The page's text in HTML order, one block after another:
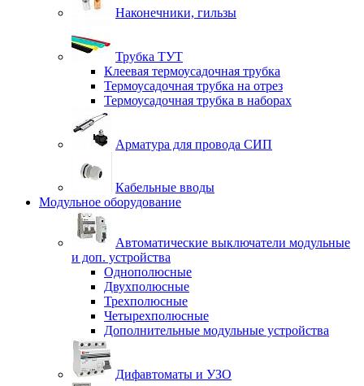
Наконечники, гильзы
Трубка ТУТ
Клеевая термоусадочная трубка
Термоусадочная трубка на отрез
Термоусадочная трубка в наборах
Арматура для провода СИП
Кабельные вводы
Модульное оборудование
Автоматические выключатели модульные
и доп. устройства
Однополюсные
Двухполюсные
Трехполюсные
Четырехполюсные
Дополнительные модульные устройства
Дифавтоматы и УЗО